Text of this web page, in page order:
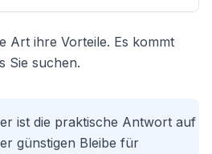
Art ihre Vorteile. Es kommt
Sie suchen.
ist die praktische Antwort auf
günstigen Bleibe für